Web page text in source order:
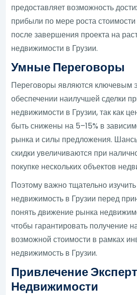
предоставляет возможность
прибыли по мере роста
после завершения проекта на
недвижимости в Грузии.
Умные Переговоры
Переговоры являются ключевым
обеспечении наилучшей сделки
недвижимости в Грузии, так как
быть снижены на 5–15% в
рынка и силы предложения.
скидки увеличиваются при
покупке нескольких объектов
Поэтому важно тщательно
недвижимость в Грузии перед
понять движение рынка
чтобы гарантировать получение
возможной стоимости в рамках
недвижимость в Грузии.
Привлечение
Недвижимости